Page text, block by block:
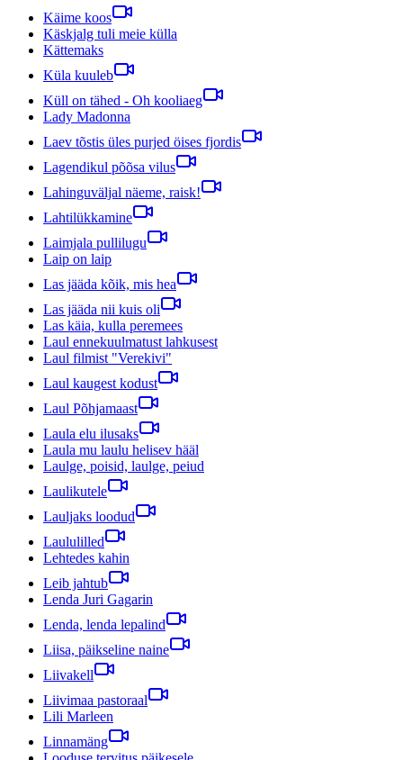
Käime koos
Käskjalg tuli meie külla
Kättemaks
Küla kuuleb
Küll on tähed - Oh kooliaeg
Lady Madonna
Laev tõstis üles purjed öises fjordis
Lagendikul põõsa vilus
Lahinguväljal näeme, raisk!
Lahtilükkamine
Laimjala pullilugu
Laip on laip
Las jääda kõik, mis hea
Las jääda nii kuis oli
Las käia, kulla peremees
Laul ennekuulmatust lahkusest
Laul filmist "Verekivi"
Laul kaugest kodust
Laul Põhjamaast
Laula elu ilusaks
Laula mu laulu helisev hääl
Laulge, poisid, laulge, peiud
Laulikutele
Lauljaks loodud
Laululilled
Lehtedes kahin
Leib jahtub
Lenda Juri Gagarin
Lenda, lenda lepalind
Liisa, päikseline naine
Liivakell
Liivimaa pastoraal
Lili Marleen
Linnamäng